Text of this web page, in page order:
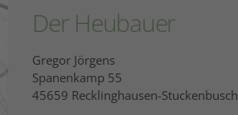
Der Heubauer
Gregor Jörgens
Spanenkamp 55
45659 Recklinghausen-Stuckenbusch